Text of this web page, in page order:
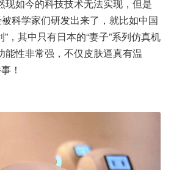
现如今的科技技术无法实现，但是
科学家们研发出来了，就比如中国
”，其中只有日本的“妻子”系列仿真机
能性非常强，不仅皮肤逼真有温
！